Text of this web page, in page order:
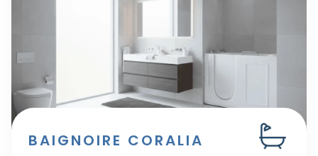
BAIGNOIRE CORALIA